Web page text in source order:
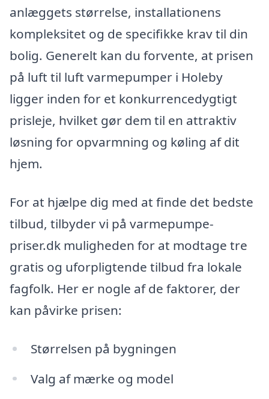
anlæggets størrelse, installationens
kompleksitet og de specifikke krav til din
bolig. Generelt kan du forvente, at prisen
på luft til luft varmepumper i Holeby
ligger inden for et konkurrencedygtigt
prisleje, hvilket gør dem til en attraktiv
løsning for opvarmning og køling af dit
hjem.
For at hjælpe dig med at finde det bedste
tilbud, tilbyder vi på varmepumpe-
priser.dk muligheden for at modtage tre
gratis og uforpligtende tilbud fra lokale
fagfolk. Her er nogle af de faktorer, der
kan påvirke prisen:
Størrelsen på bygningen
Valg af mærke og model